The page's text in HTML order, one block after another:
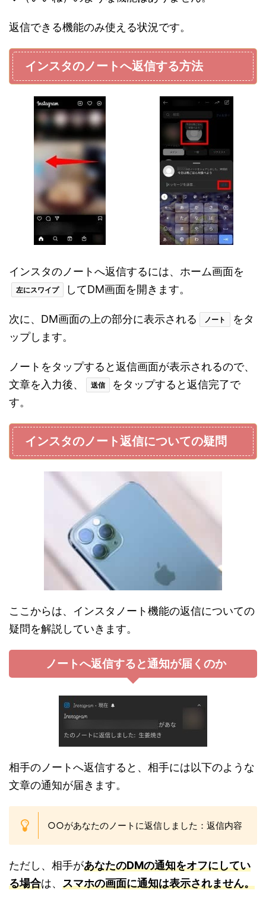
返信できる機能のみ使える状況です。
インスタのノートへ返信する方法
インスタのノートへ返信するには、ホーム画面を
左にスワイプ してDM画面を開きます。
次に、DM画面の上の部分に表示される ノート
をタ
ップします。
ノートをタップすると返信画面が表示されるので、
文章を入力後、
送信
をタップすると返信完了で
す。
インスタのノート返信についての疑問
ここからは、インスタノート機能の返信についての
疑問を解説していきます。
ノートへ返信すると通知が届くのか
相手のノートへ返信すると、相手には以下のような
文章の通知が届きます。
○○があなたのノートに返信しました：返信内容
ただし、相手があなたのDMの通知をオフにしてい
る場合は、 スマホの画面に通知は表示されません。